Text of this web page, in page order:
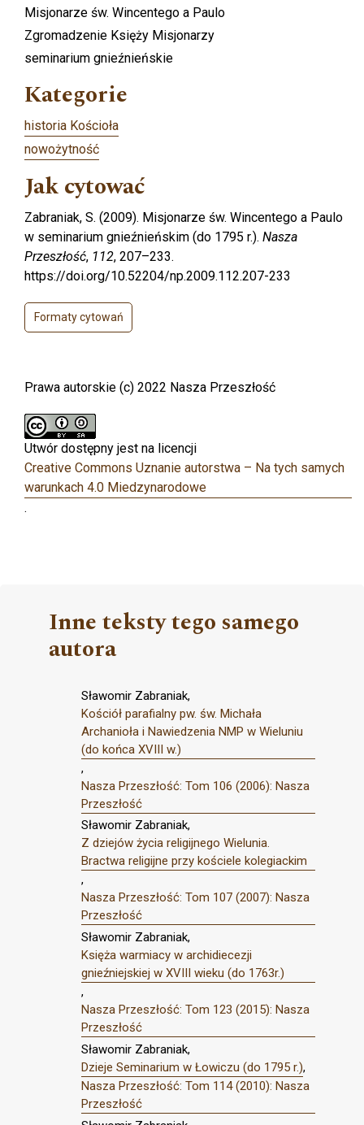
Misjonarze św. Wincentego a Paulo
Zgromadzenie Księży Misjonarzy
seminarium gnieźnieńskie
Kategorie
historia Kościoła
nowożytność
Jak cytować
Zabraniak, S. (2009). Misjonarze św. Wincentego a Paulo
w seminarium gnieźnieńskim (do 1795 r.). Nasza
Przeszłość, 112, 207–233.
https://doi.org/10.52204/np.2009.112.207-233
Formaty cytowań
Prawa autorskie (c) 2022 Nasza Przeszłość
Utwór dostępny jest na licencji
Creative Commons Uznanie autorstwa – Na tych samych
warunkach 4.0 Miedzynarodowe
.
Inne teksty tego samego
autora
Sławomir Zabraniak,
Kościół parafialny pw. św. Michała
Archanioła i Nawiedzenia NMP w Wieluniu
(do końca XVIII w.)
,
Nasza Przeszłość: Tom 106 (2006): Nasza
Przeszłość
Sławomir Zabraniak,
Z dziejów życia religijnego Wielunia.
Bractwa religijne przy kościele kolegiackim
,
Nasza Przeszłość: Tom 107 (2007): Nasza
Przeszłość
Sławomir Zabraniak,
Księża warmiacy w archidiecezji
gnieźniejskiej w XVIII wieku (do 1763r.)
,
Nasza Przeszłość: Tom 123 (2015): Nasza
Przeszłość
Sławomir Zabraniak,
Dzieje Seminarium w Łowiczu (do 1795 r.),
Nasza Przeszłość: Tom 114 (2010): Nasza
Przeszłość